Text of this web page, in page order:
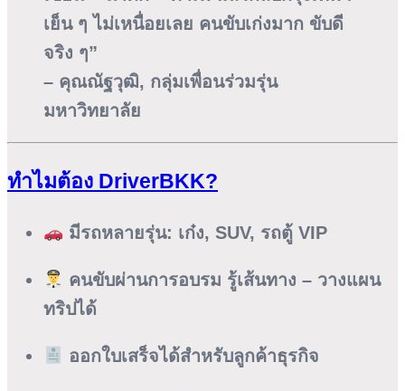
เย็น ๆ ไม่เหนื่อยเลย คนขับเก่งมาก ขับดี
จริง ๆ”
– คุณณัฐวุฒิ, กลุ่มเพื่อนร่วมรุ่น
มหาวิทยาลัย
ทำไมต้อง DriverBKK?
มีรถหลายรุ่น: เก๋ง, SUV, รถตู้ VIP
คนขับผ่านการอบรม รู้เส้นทาง – วางแผน
ทริปได้
ออกใบเสร็จได้สำหรับลูกค้าธุรกิจ